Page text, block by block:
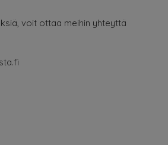
voit ottaa meihin yhteyttä